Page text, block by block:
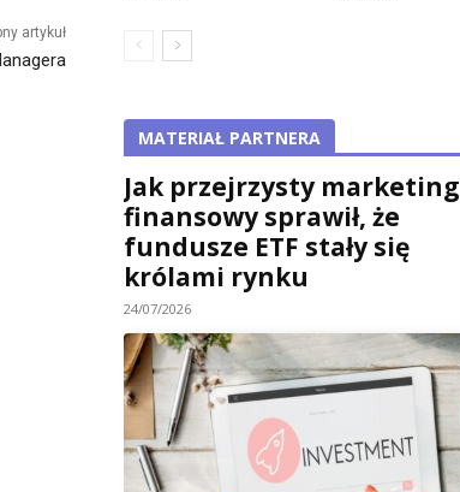
artykuł
MATERIAŁ PARTNERA
Jak przejrzysty marketing
finansowy sprawił, że
fundusze ETF stały się
królami rynku
24/07/2026